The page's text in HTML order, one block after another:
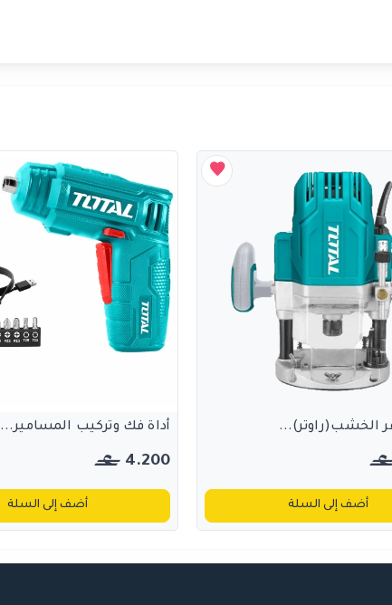
الخشب(راوتر)...
أضف إلى السلة
أداة فك وتركيب المسامير...
4.200
أضف إلى السلة